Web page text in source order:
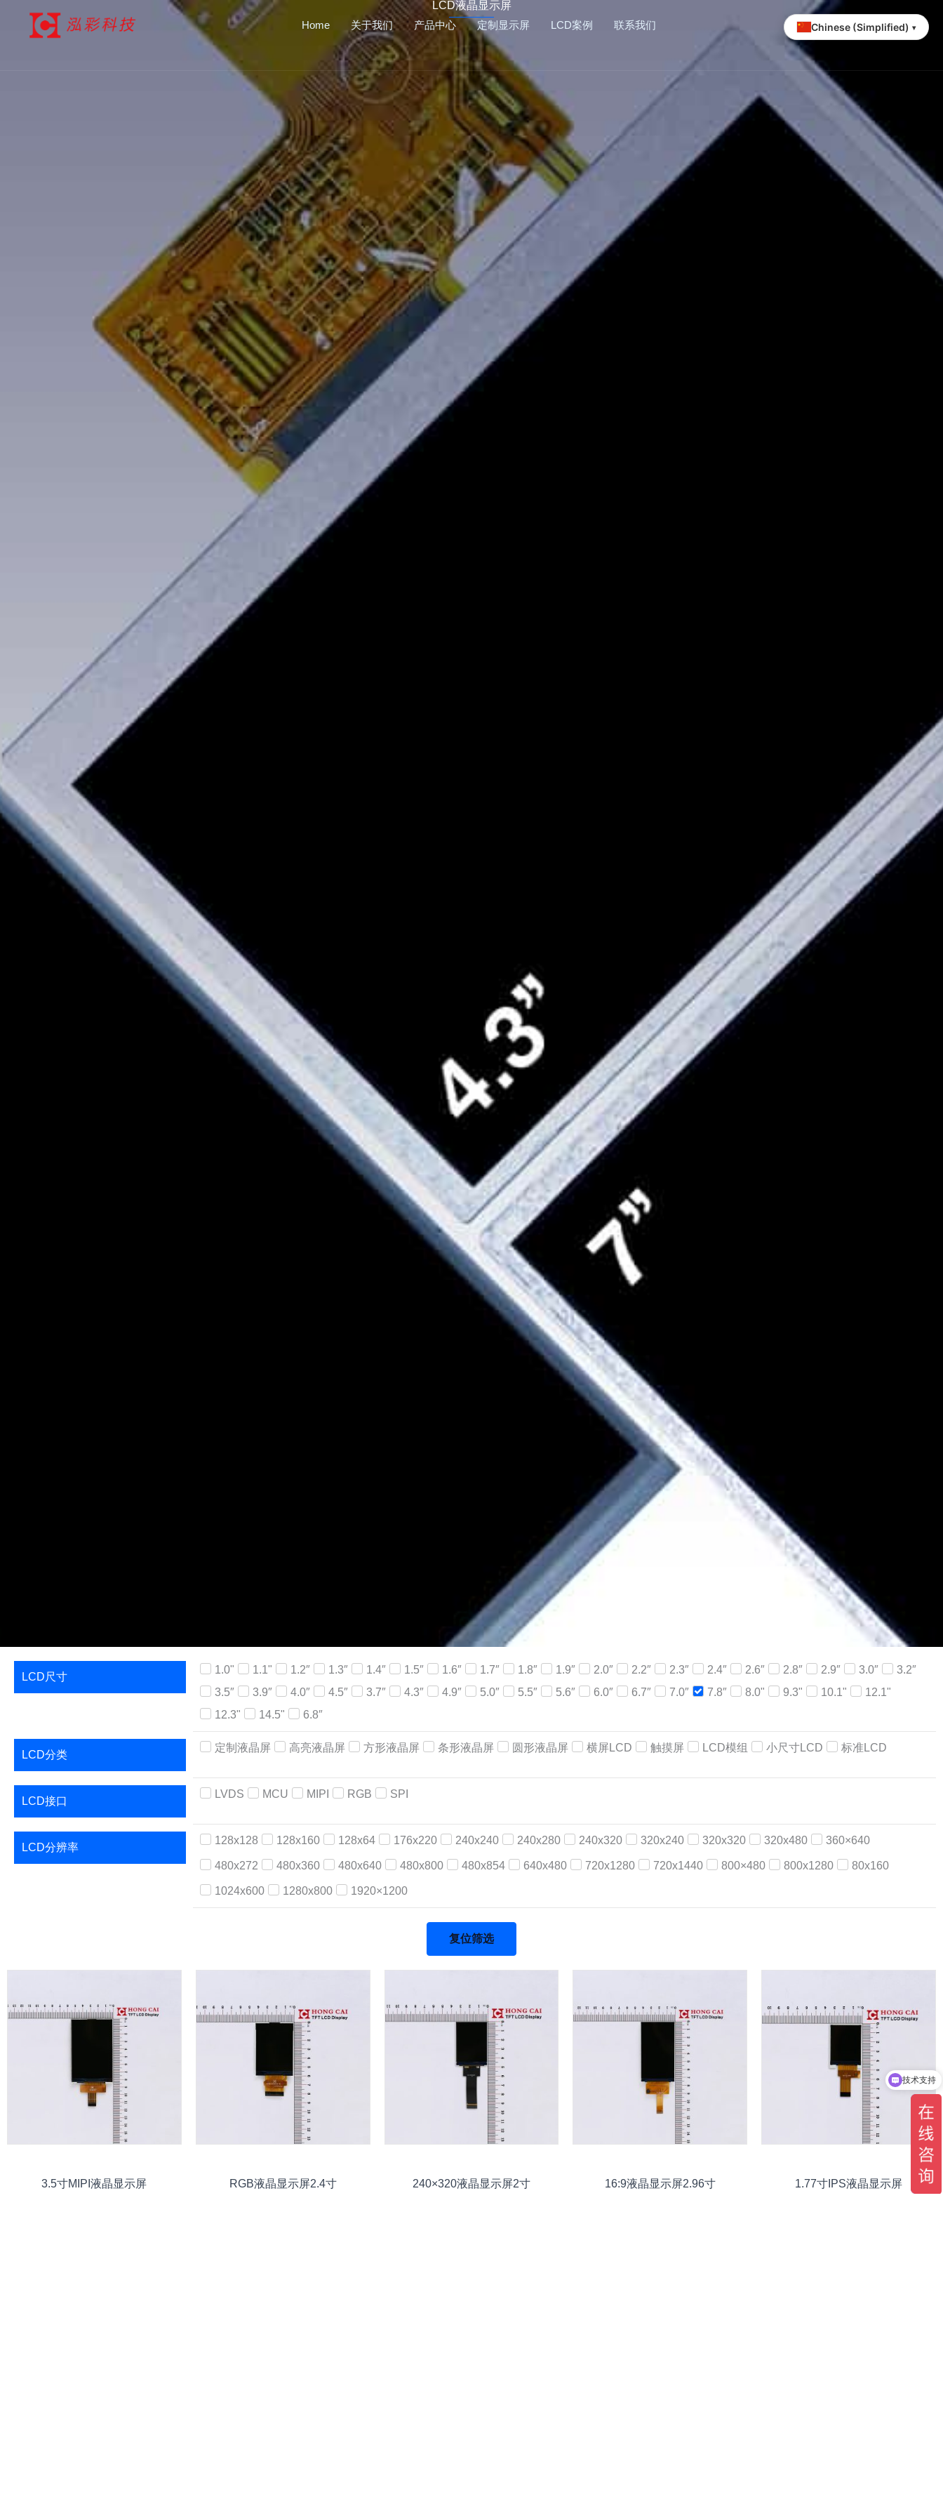
Home 关于我们 产品中心 定制显示屏 LCD案例 联系我们
LCD液晶显示屏
LCD尺寸
1.0" 1.1" 1.2″ 1.3″ 1.4″ 1.5″ 1.6″ 1.7″ 1.8″ 1.9″ 2.0″ 2.2″ 2.3″ 2.4″ 2.6″ 2.8″ 2.9″ 3.0″
3.2″
3.5″
3.9″ 4.0″ 4.5″ 3.7″ 4.3″ 4.9″ 5.0″ 5.5″ 5.6″ 6.0″ 6.7″ 7.0″ 7.8″ 8.0" 9.3" 10.1"
12.1"
12.3"
14.5" 6.8″
LCD分类
定制液晶屏 高亮液晶屏 方形液晶屏 条形液晶屏 圆形液晶屏 横屏LCD 触摸屏 LCD模组 小尺寸LCD 标准LCD
LCD接口
LVDS MCU MIPI RGB SPI
LCD分辨率
128x128 128x160 128x64 176x220 240x240 240x280 240x320 320x240 320x320 320x480 360×640
480x272 480x360 480x640 480x800 480x854 640x480 720x1280 720x1440 800×480 800x1280 80x160
1024x600 1280x800 1920×1200
复位筛选
3.5寸MIPI液晶显示屏 RGB液晶显示屏2.4寸 240×320液晶显示屏2寸 16:9液晶显示屏2.96寸 1.77寸IPS液晶显示屏
Chinese (Simplified) ▾
品质稳定可靠